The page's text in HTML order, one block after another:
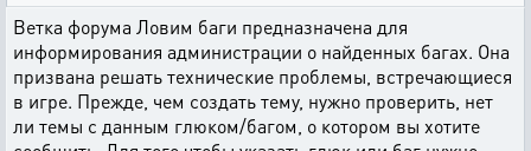
Ветка форума Ловим баги предназначена для
информирования администрации о найденных багах. Она
призвана решать технические проблемы, встречающиеся
в игре. Прежде, чем создать тему, нужно проверить, нет
ли темы с данным глюком/багом, о котором вы хотите